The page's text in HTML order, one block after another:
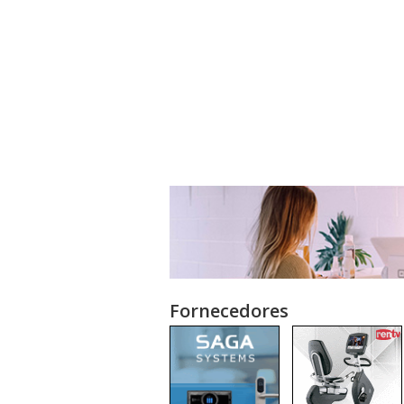
Fornecedores